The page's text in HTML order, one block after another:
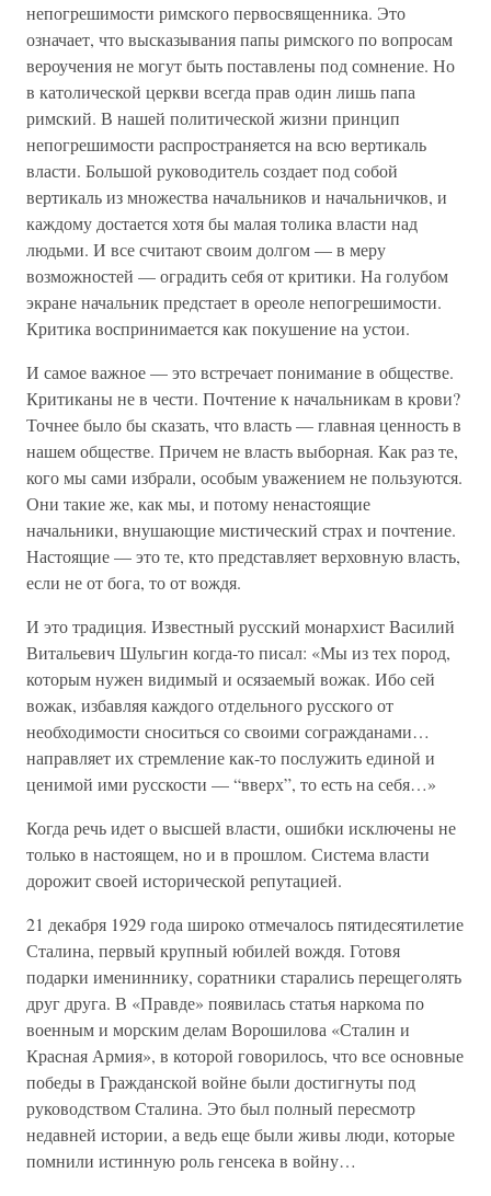
непогрешимости римского первосвященника. Это
означает, что высказывания папы римского по вопросам
вероучения не могут быть поставлены под сомнение. Но
в католической церкви всегда прав один лишь папа
римский. В нашей политической жизни принцип
непогрешимости распространяется на всю вертикаль
власти. Большой руководитель создает под собой
вертикаль из множества начальников и начальничков, и
каждому достается хотя бы малая толика власти над
людьми. И все считают своим долгом — в меру
возможностей — оградить себя от критики. На голубом
экране начальник предстает в ореоле непогрешимости.
Критика воспринимается как покушение на устои.
И самое важное — это встречает понимание в обществе.
Критиканы не в чести. Почтение к начальникам в крови?
Точнее было бы сказать, что власть — главная ценность в
нашем обществе. Причем не власть выборная. Как раз те,
кого мы сами избрали, особым уважением не пользуются.
Они такие же, как мы, и потому ненастоящие
начальники, внушающие мистический страх и почтение.
Настоящие — это те, кто представляет верховную власть,
если не от бога, то от вождя.
И это традиция. Известный русский монархист Василий
Витальевич Шульгин когда-то писал: «Мы из тех пород,
которым нужен видимый и осязаемый вожак. Ибо сей
вожак, избавляя каждого отдельного русского от
необходимости сноситься со своими согражданами…
направляет их стремление как-то послужить единой и
ценимой ими русскости — “вверх”, то есть на себя…»
Когда речь идет о высшей власти, ошибки исключены не
только в настоящем, но и в прошлом. Система власти
дорожит своей исторической репутацией.
21 декабря 1929 года широко отмечалось пятидесятилетие
Сталина, первый крупный юбилей вождя. Готовя
подарки имениннику, соратники старались перещеголять
друг друга. В «Правде» появилась статья наркома по
военным и морским делам Ворошилова «Сталин и
Красная Армия», в которой говорилось, что все основные
победы в Гражданской войне были достигнуты под
руководством Сталина. Это был полный пересмотр
недавней истории, а ведь еще были живы люди, которые
помнили истинную роль генсека в войну…